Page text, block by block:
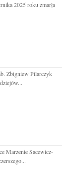
2025 roku zmarła
Zbigniew Pilarczyk
Marzenie Sacewicz-